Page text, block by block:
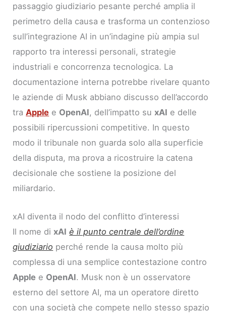
passaggio giudiziario pesante perché amplia il
perimetro della causa e trasforma un contenzioso
sull’integrazione AI in un’indagine più ampia sul
rapporto tra interessi personali, strategie
industriali e concorrenza tecnologica. La
documentazione interna potrebbe rivelare quanto
le aziende di Musk abbiano discusso dell’accordo
traApple e OpenAI, dell’impatto suxAI e delle
possibili ripercussioni competitive. In questo
modo il tribunale non guarda solo alla superficie
della disputa, ma prova a ricostruire la catena
decisionale che sostiene la posizione del
miliardario.
xAI diventa il nodo del conflitto d’interessi
Il nome dixAI è il punto centrale dell’ordine
giudiziario perché rende la causa molto più
complessa di una semplice contestazione contro
Apple e OpenAI. Musk non è un osservatore
esterno del settore AI, ma un operatore diretto
con una società che compete nello stesso spazio